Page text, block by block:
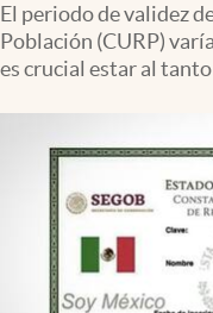
Tv
Clima
Espiritualidad
Mediakit
abre en nueva pestaña
El periodo de validez
Población (CURP)
es crucial estar al